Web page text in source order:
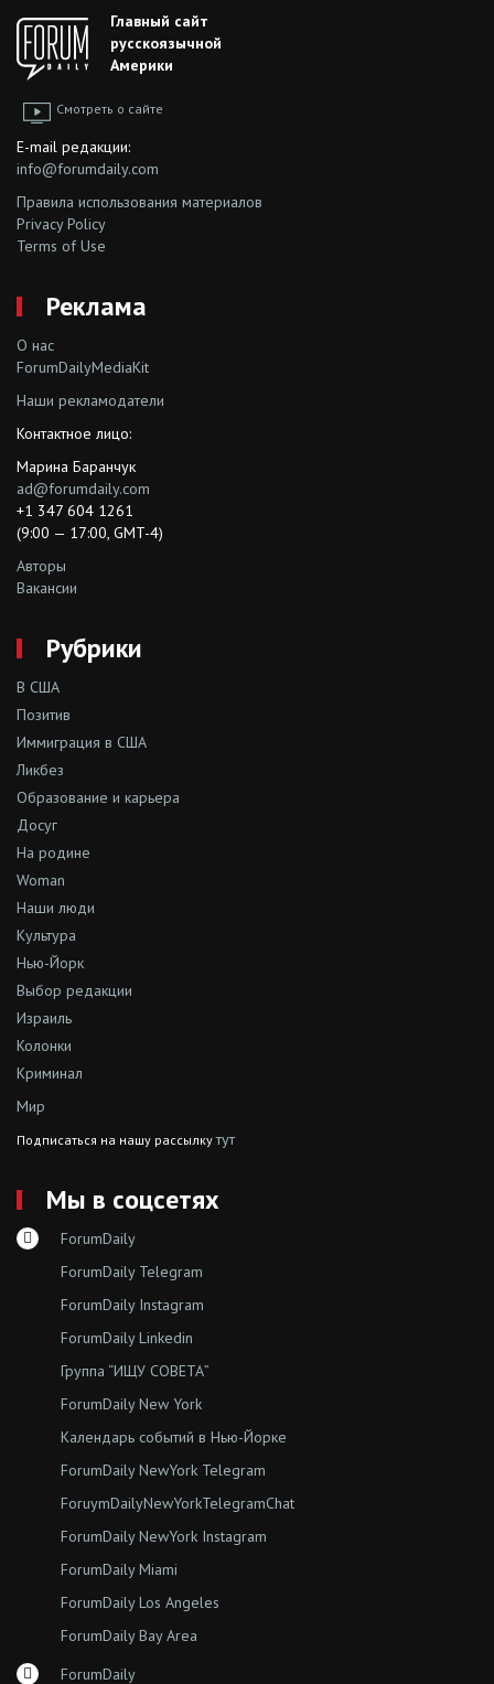
Главный сайт
русскоязычной
Америки
Смотреть о сайте
E-mail редакции:
info@forumdaily.com
Правила использования материалов
Privacy Policy
Terms of Use
Реклама
О нас
ForumDailyMediaKit
Наши рекламодатели
Контактное лицо:
Марина Баранчук
ad@forumdaily.com
+1 347 604 1261
(9:00 — 17:00, GMT-4)
Авторы
Вакансии
Рубрики
В США
Позитив
Иммиграция в США
Ликбез
Образование и карьера
Досуг
На родине
Woman
Наши люди
Культура
Нью-Йорк
Выбор редакции
Израиль
Колонки
Криминал
Мир
Подписаться на нашу рассылкутут
Мы в соцсетях
ForumDaily
ForumDaily Telegram
ForumDaily Instagram
ForumDaily Linkedin
Группа “ИЩУ СОВЕТА”
ForumDaily New York
Календарь событий в Нью-Йорке
ForumDaily NewYork Telegram
ForuymDailyNewYorkTelegramChat
ForumDaily NewYork Instagram
ForumDaily Miami
ForumDaily Los Angeles
ForumDaily Bay Area
ForumDaily